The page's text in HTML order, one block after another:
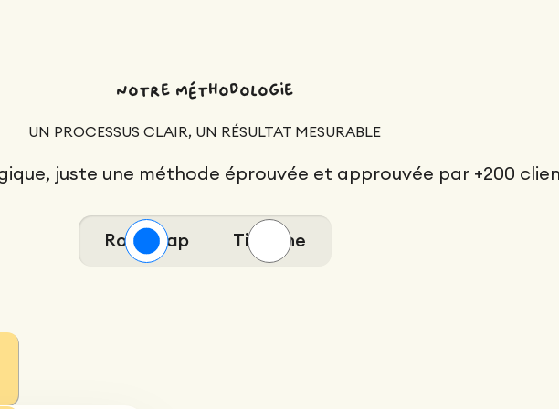
Notre méthodologie
UN PROCESSUS CLAIR, UN RÉSULTAT MESURABLE
juste une méthode éprouvée et approuvée par +200
Roadmap Timeline